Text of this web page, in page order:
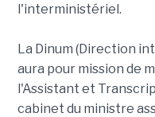
l'interministériel.
La Dinum (Direction
aura pour mission de
l'Assistant et
cabinet du ministre